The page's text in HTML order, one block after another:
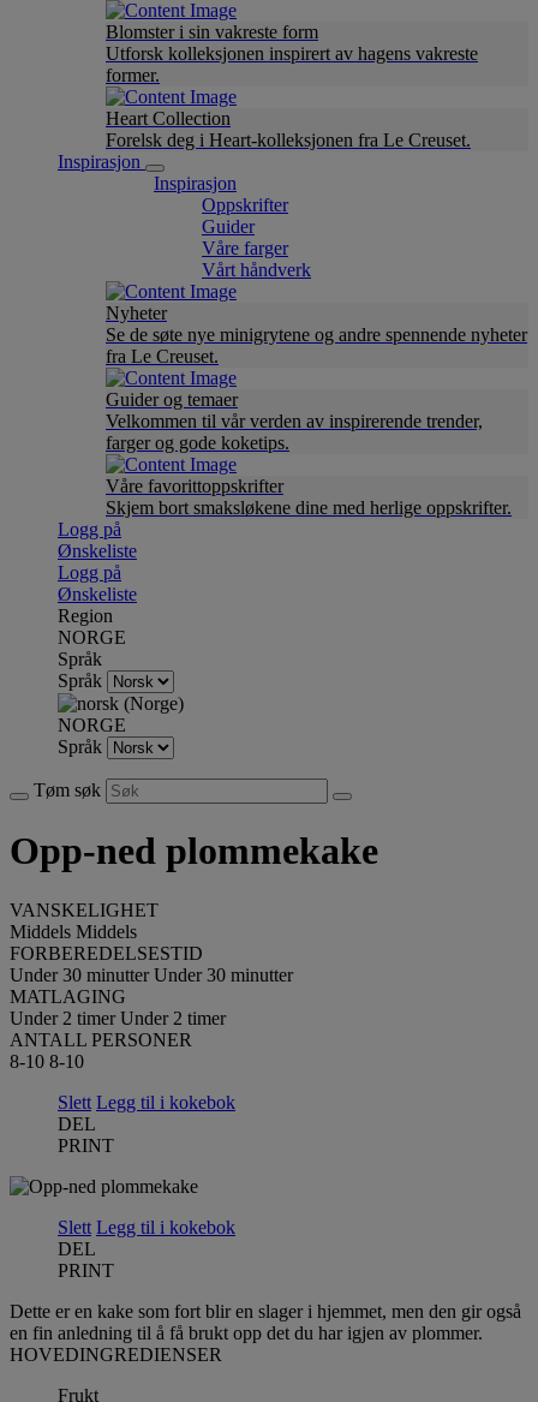
Blomster i sin vakreste form
Utforsk kolleksjonen inspirert av hagens vakreste
former.
Heart Collection
Forelsk deg i Heart-kolleksjonen fra Le Creuset.
Inspirasjon
Inspirasjon
Oppskrifter
Guider
Våre farger
Vårt håndverk
Nyheter
Se de søte nye minigrytene og andre spennende nyheter
fra Le Creuset.
Guider og temaer
Velkommen til vår verden av inspirerende trender,
farger og gode koketips.
Våre favorittoppskrifter
Skjem bort smaksløkene dine med herlige oppskrifter.
Logg på
Ønskeliste
Logg på
Ønskeliste
Region
NORGE
Språk
Språk
NORGE
Språk
Tøm søk
Opp-ned plommekake
VANSKELIGHET
Middels Middels
FORBEREDELSESTID
Under 30 minutter Under 30 minutter
MATLAGING
Under 2 timer Under 2 timer
ANTALL PERSONER
8-10 8-10
Slett Legg til i kokebok
DEL
PRINT
Slett Legg til i kokebok
DEL
PRINT
Dette er en kake som fort blir en slager i hjemmet, men den gir også
en fin anledning til å få brukt opp det du har igjen av plommer.
HOVEDINGREDIENSER
Frukt